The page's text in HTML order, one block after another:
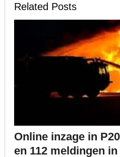
Related Posts
Online inzage in
en 112 meldingen